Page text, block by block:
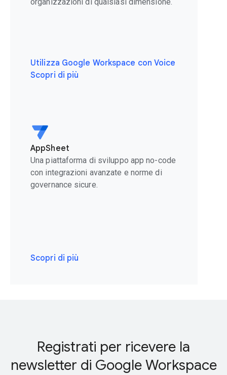
Utilizza Google Workspace con Voice
Scopri di più
AppSheet
Una piattaforma di sviluppo app no-code
con integrazioni avanzate e norme di
governance sicure.
Scopri di più
Registrati per ricevere la
newsletter di Google Workspace